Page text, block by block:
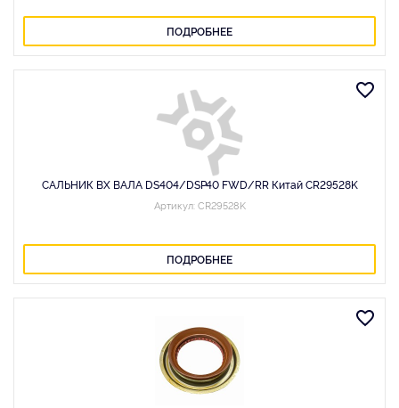
ПОДРОБНЕЕ
САЛЬНИК ВХ ВАЛА DS404/DSP40 FWD/RR Китай CR29528K
Артикул: CR29528K
ПОДРОБНЕЕ